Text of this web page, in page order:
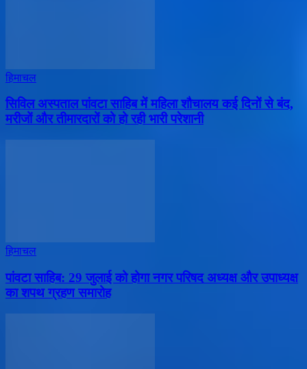
हिमाचल
सिविल अस्पताल पांवटा साहिब में महिला शौचालय कई दिनों से बंद,
मरीजों और तीमारदारों को हो रही भारी परेशानी
हिमाचल
पांवटा साहिब: 29 जुलाई को होगा नगर परिषद अध्यक्ष और उपाध्यक्ष
का शपथ ग्रहण समारोह